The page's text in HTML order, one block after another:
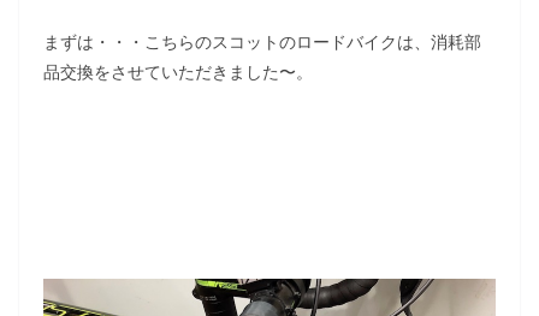
まずは・・・こちらのスコットのロードバイクは、消耗部
品交換をさせていただきました〜。